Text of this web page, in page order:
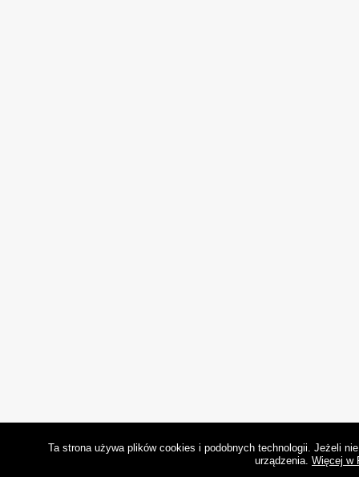
Ta strona używa plików cookies i podobnych technologii. Jeżeli
urządzenia. Więcej w